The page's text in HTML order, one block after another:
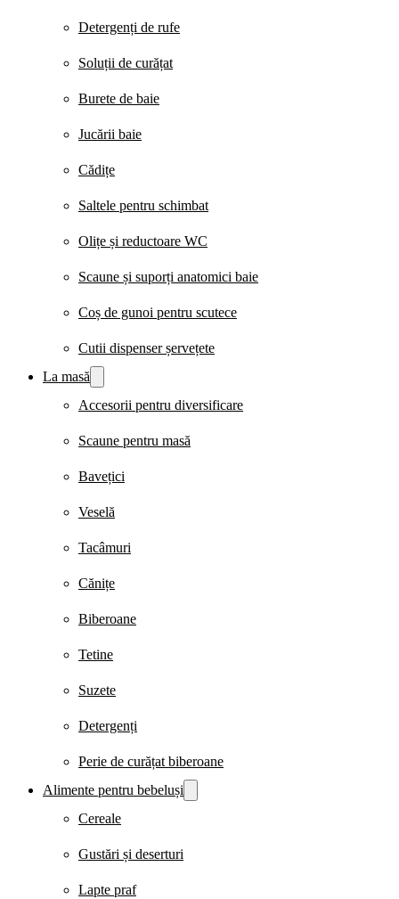
Detergenți de rufe
Soluții de curățat
Burete de baie
Jucării baie
Cădițe
Saltele pentru schimbat
Olițe și reductoare WC
Scaune și suporți anatomici baie
Coș de gunoi pentru scutece
Cutii dispenser șervețete
La masă
Accesorii pentru diversificare
Scaune pentru masă
Bavețici
Veselă
Tacâmuri
Cănițe
Biberoane
Tetine
Suzete
Detergenți
Perie de curățat biberoane
Alimente pentru bebeluși
Cereale
Gustări și deserturi
Lapte praf